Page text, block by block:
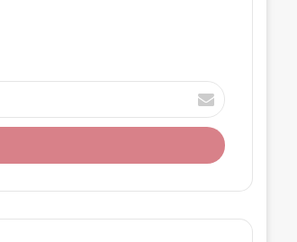
أ
د
خ
ل
د